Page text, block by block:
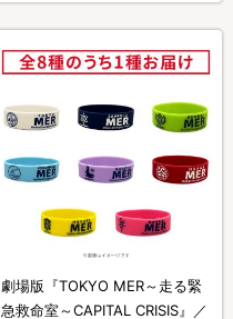
劇場版『TOKYO MER～走る緊
急救命室～CAPITAL CRISIS』／